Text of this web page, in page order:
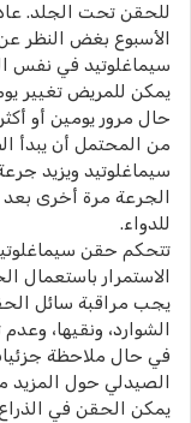
للحقن تحت الجلد.
الأسبوع بغض النظر
سيماغلوتيد في نفس
يمكن للمريض تغيير
حال مرور يومين أو
من المحتمل أن
للدواء.
تتحكم حقن
الاستمرار
يجب مراقبة سائل
الشوارد، ونقيها،
في حال ملاحظة
الصيدلي حول المزيد
يمكن الحقن في